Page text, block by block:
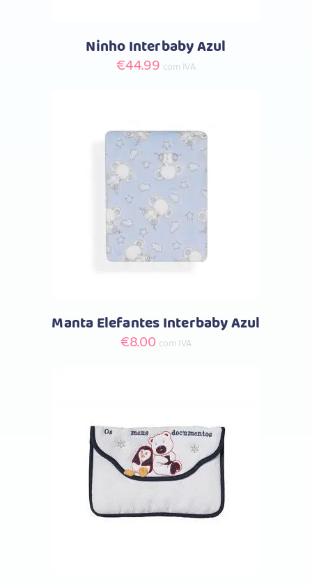
Ninho Interbaby Azul
€44.99 com IVA
Comprar
Manta Elefantes Interbaby Azul
€8.00 com IVA
Comprar